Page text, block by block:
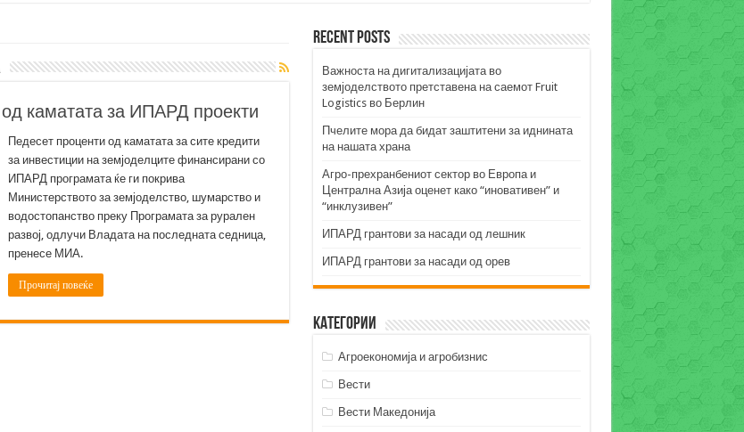
каматата за ИПАРД проекти
Педесет проценти од каматата за сите кредити
за инвестиции на земјоделците финансирани со
ИПАРД програмата ќе ги покрива
Министерството за земјоделство, шумарство и
водостопанство преку Програмата за рурален
развој, одлучи Владата на последната седница,
пренесе МИА.
Прочитај повеќе
Recent Posts
Важноста на дигитализацијата во
земјоделството претставена на саемот Fruit
Logistics во Берлин
Пчелите мора да бидат заштитени за иднината
на нашата храна
Агро-прехранбениот сектор во Европа и
Централна Азија оценет како “иновативен” и
“инклузивен”
ИПАРД грантови за насади од лешник
ИПАРД грантови за насади од орев
Категории
Агроекономија и агробизнис
Вести
Вести Македонија